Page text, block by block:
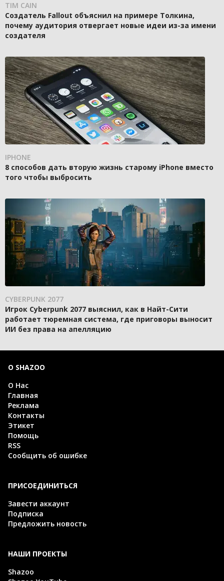
TIM CAIN
Создатель Fallout объяснил на примере Толкина,
почему аудитория отвергает новые идеи из-за имени
создателя
IPHONE
8 способов дать вторую жизнь старому iPhone вместо
того чтобы выбросить
CYBERPUNK 2077
Игрок Cyberpunk 2077 выяснил, как в Найт-Сити
работает тюремная система, где приговоры выносит
ИИ без права на апелляцию
О SHAZOO
О Нас
Главная
Реклама
Контакты
Этикет
Помощь
RSS
Сообщить об ошибке
ПРИСОЕДИНИТЬСЯ
Завести аккаунт
Подписка
Предложить новость
НАШИ ПРОЕКТЫ
Shazoo